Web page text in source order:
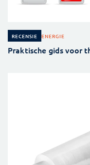
RECENSIE ENERGIE
Praktische gids voor